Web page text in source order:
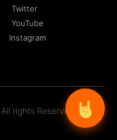
Twitter
YouTube
Instagram
rights Reserved.